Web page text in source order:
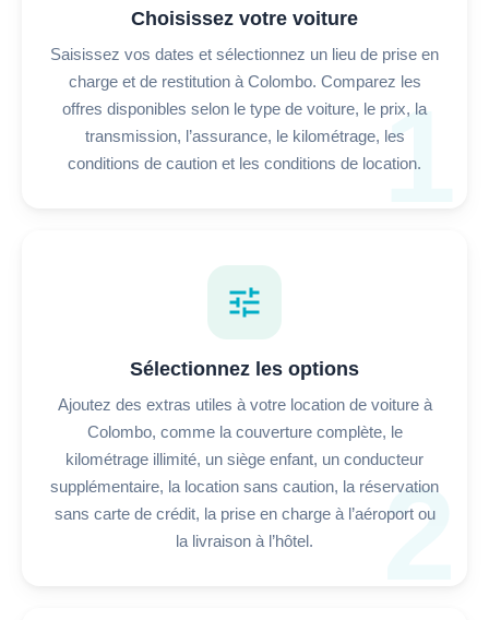
1
Choisissez votre voiture
Saisissez vos dates et sélectionnez un lieu de prise en
charge et de restitution à Colombo. Comparez les
offres disponibles selon le type de voiture, le prix, la
transmission, l’assurance, le kilométrage, les
conditions de caution et les conditions de location.
2
tune
Sélectionnez les options
Ajoutez des extras utiles à votre location de voiture à
Colombo, comme la couverture complète, le
kilométrage illimité, un siège enfant, un conducteur
supplémentaire, la location sans caution, la réservation
sans carte de crédit, la prise en charge à l’aéroport ou
la livraison à l’hôtel.